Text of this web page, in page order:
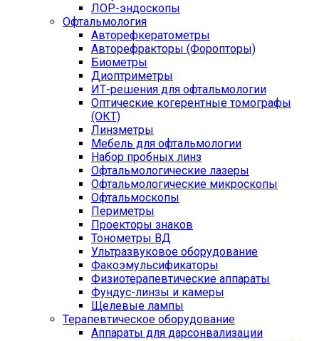
ЛОР-эндоскопы
Офтальмология
Авторефкератометры
Авторефракторы (Форопторы)
Биометры
Диоптриметры
ИТ-решения для офтальмологии
Оптические когерентные томографы
(ОКТ)
Линзметры
Мебель для офтальмологии
Набор пробных линз
Офтальмологические лазеры
Офтальмологические микроскопы
Офтальмоскопы
Периметры
Проекторы знаков
Тонометры ВД
Ультразвуковое оборудование
Факоэмульсификаторы
Физиотерапевтические аппараты
Фундус-линзы и камеры
Щелевые лампы
Терапевтическое оборудование
Аппараты для дарсонвализации